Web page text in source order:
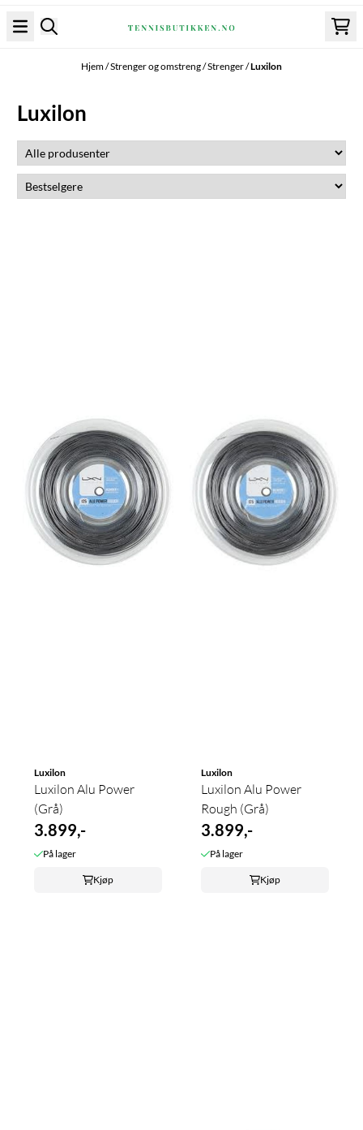
Hopp til innhold
Hjem/Strenger og omstreng/Strenger/Luxilon
Luxilon
Luxilon
Luxilon Alu Power
(Grå)
3.899,-
På lager
Kjøp
Luxilon
Luxilon Alu Power
Rough (Grå)
3.899,-
På lager
Kjøp